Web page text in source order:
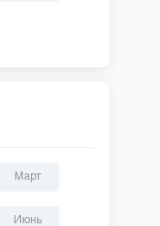
Март
Июнь